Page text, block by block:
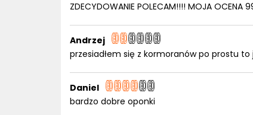
ZDECYDOWANIE POLECAM!!!! MOJA OCENA
Andrzej
przesiadłem się z kormoranów po prostu to
Daniel
bardzo dobre oponki